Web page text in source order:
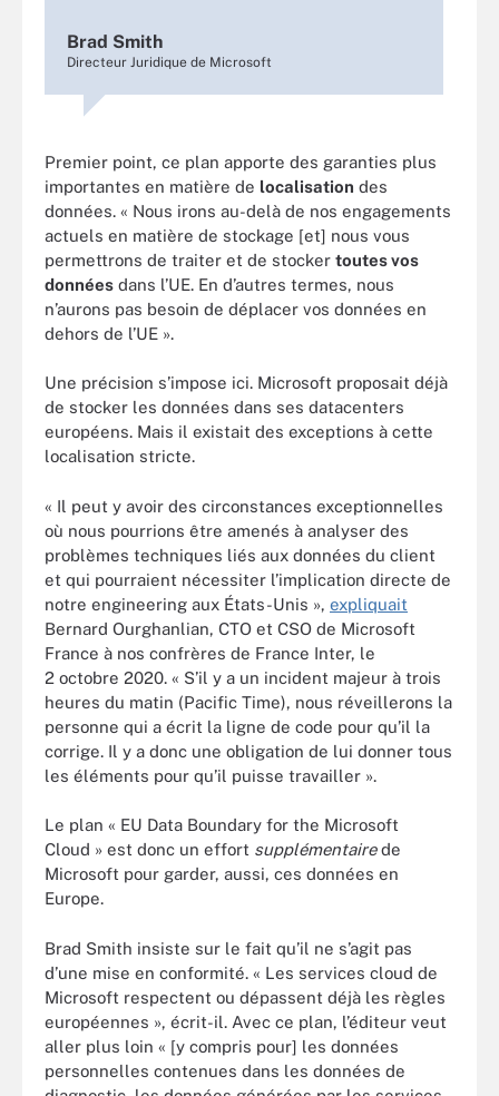
Brad Smith
Directeur Juridique de Microsoft
Premier point, ce plan apporte des garanties plus
importantes en matière de localisation des
données. « Nous irons au-delà de nos engagements
actuels en matière de stockage [et] nous vous
permettrons de traiter et de stocker toutes vos
données dans l’UE. En d’autres termes, nous
n’aurons pas besoin de déplacer vos données en
dehors de l’UE ».
Une précision s’impose ici. Microsoft proposait déjà
de stocker les données dans ses datacenters
européens. Mais il existait des exceptions à cette
localisation stricte.
« Il peut y avoir des circonstances exceptionnelles
où nous pourrions être amenés à analyser des
problèmes techniques liés aux données du client
et qui pourraient nécessiter l’implication directe de
notre engineering aux États-Unis », expliquait
Bernard Ourghanlian, CTO et CSO de Microsoft
France à nos confrères de France Inter, le
2 octobre 2020. « S’il y a un incident majeur à trois
heures du matin (Pacific Time), nous réveillerons la
personne qui a écrit la ligne de code pour qu’il la
corrige. Il y a donc une obligation de lui donner tous
les éléments pour qu’il puisse travailler ».
Le plan « EU Data Boundary for the Microsoft
Cloud » est donc un effort supplémentairede
Microsoft pour garder, aussi, ces données en
Europe.
Brad Smith insiste sur le fait qu’il ne s’agit pas
d’une mise en conformité. « Les services cloud de
Microsoft respectent ou dépassent déjà les règles
européennes », écrit-il. Avec ce plan, l’éditeur veut
aller plus loin « [y compris pour] les données
personnelles contenues dans les données de